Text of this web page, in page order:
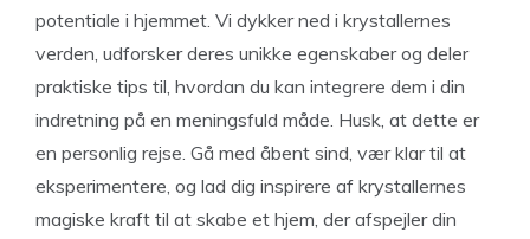
potentiale i hjemmet. Vi dykker ned i krystallernes
verden, udforsker deres unikke egenskaber og deler
praktiske tips til, hvordan du kan integrere dem i din
indretning på en meningsfuld måde. Husk, at dette er
en personlig rejse. Gå med åbent sind, vær klar til at
eksperimentere, og lad dig inspirere af krystallernes
magiske kraft til at skabe et hjem, der afspejler din